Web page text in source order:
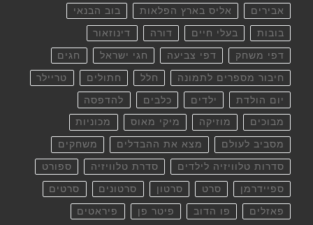
אבירים אליס בארץ הפלאות בוב הבנאי
בובות בעלי חיים דורה דינוזאור
דפי משחק דפי צביעה חגי ישראל חגים
חיבור מספרים לתמונה חלל חתולים טריילר
יום הולדת ילדים כלבים להדפסה
מבוכים מוזיקה מיקי מאוס מכוניות
מסביב לעולם מצא את ההבדלים משחקים
סדרות טלוויזיה לילדים סדרת טלוויזיה ספורט
ספיידרמן סרט סרטון סרטונים סרטים
פאזלים פו הדוב פיטר פן פיראטים